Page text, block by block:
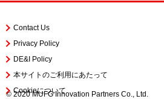
Contact Us
Privacy Policy
DE&I Policy
本サイトのご利用にあたって
Cookieについて
© 2020 MUFG Innovation Partners Co., Ltd.